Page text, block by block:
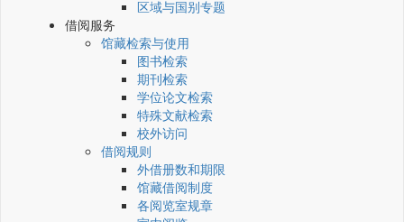
区域与国别专题
借阅服务
馆藏检索与使用
图书检索
期刊检索
学位论文检索
特殊文献检索
校外访问
借阅规则
外借册数和期限
馆藏借阅制度
各阅览室规章